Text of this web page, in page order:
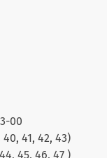
00
41, 42, 43)
45, 46, 47 )